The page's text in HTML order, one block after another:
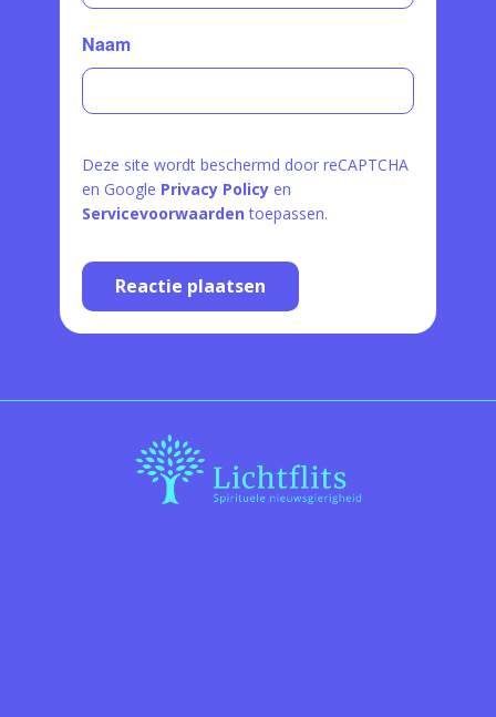
Naam
Deze site wordt beschermd door reCAPTCHA
en Google Privacy Policy en
Servicevoorwaarden toepassen.
Reactie plaatsen